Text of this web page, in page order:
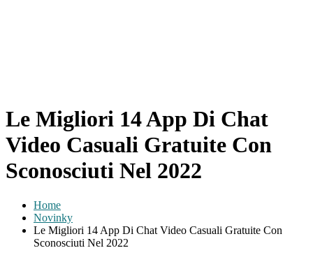
Le Migliori 14 App Di Chat
Video Casuali Gratuite Con
Sconosciuti Nel 2022
Home
Novinky
Le Migliori 14 App Di Chat Video Casuali Gratuite Con
Sconosciuti Nel 2022